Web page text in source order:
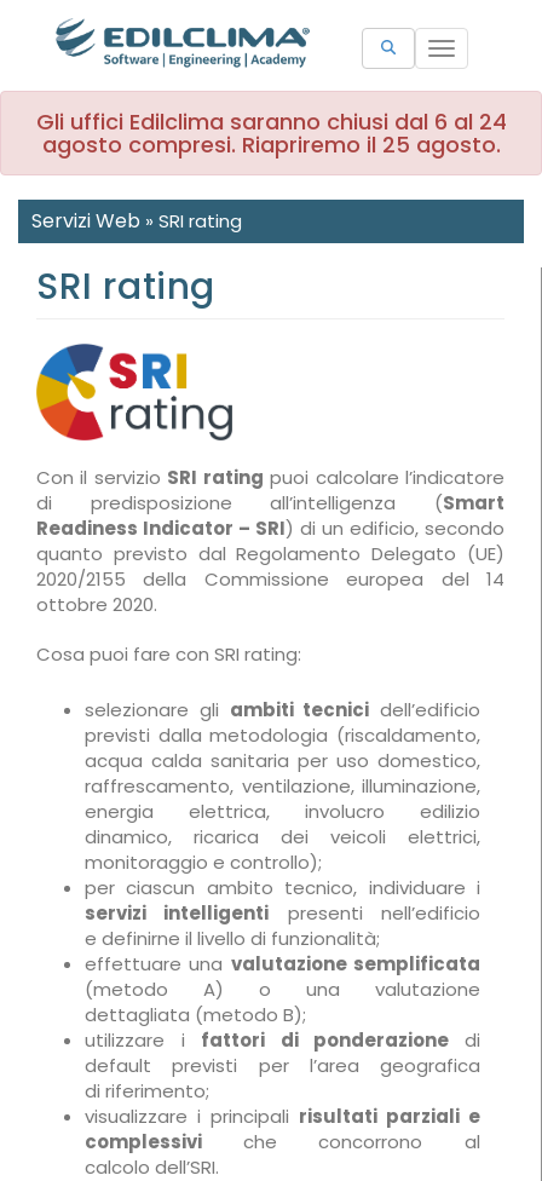
Toggle
navigation
Gli uffici Edilclima saranno chiusi dal 6 al 24
agosto compresi. Riapriremo il 25 agosto.
Servizi Web » SRI rating
SRI rating
Con il servizio SRI rating puoi calcolare l’indicatore
di predisposizione all’intelligenza (Smart
Readiness Indicator – SRI) di un edificio, secondo
quanto previsto dal Regolamento Delegato (UE)
2020/2155 della Commissione europea del 14
ottobre 2020.
Cosa puoi fare con SRI rating:
selezionare gli ambiti tecnici dell’edificio
previsti dalla metodologia (riscaldamento,
acqua calda sanitaria per uso domestico,
raffrescamento, ventilazione, illuminazione,
energia elettrica, involucro edilizio
dinamico, ricarica dei veicoli elettrici,
monitoraggio e controllo);
per ciascun ambito tecnico, individuare i
servizi intelligenti presenti nell’edificio
e definirne il livello di funzionalità;
effettuare una valutazione semplificata
(metodo A) o una valutazione
dettagliata (metodo B);
utilizzare i fattori di ponderazionedi
default previsti per l’area geografica
di riferimento;
visualizzare i principali risultati parziali e
complessivi che concorrono al
calcolo dell’SRI.